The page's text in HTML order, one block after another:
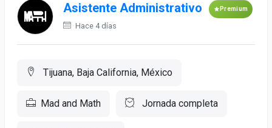
Asistente Administrativo Premium
Hace 4 días
Tijuana, Baja California, México
Mad and Math Jornada completa